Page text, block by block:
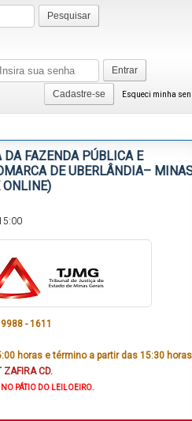
Pesquisar
Entrar
Esqueci minha
Cadastre-se
DA FAZENDA PÚBLICA E
DE UBERLÂNDIA–
ONLINE)
- 1611
horas e término a partir das 15:30
ZAFIRA CD.
NO PÁTIO DO LEILOEIRO.